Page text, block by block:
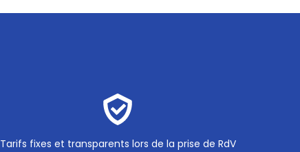
Tarifs fixes et transparents lors de la prise de RdV